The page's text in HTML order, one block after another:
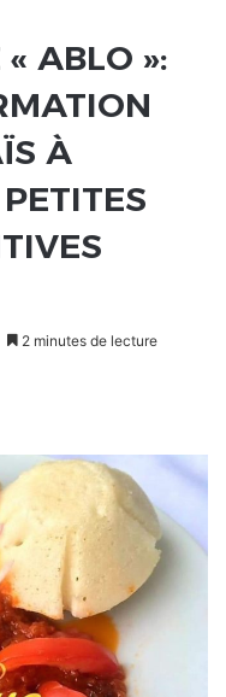
ABLO »:
À
2 minutes de lecture